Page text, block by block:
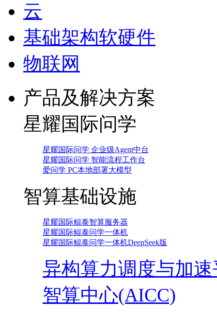
云
基础架构软硬件
物联网
产品及解决方案
星耀国际问学
星耀国际问学 企业级Agent中台
星耀国际问学 智能流程工作台
爱问学 PC本地部署大模型
智算基础设施
星耀国际鲲泰智算服务器
星耀国际鲲泰问学一体机
星耀国际鲲泰问学一体机DeepSeek版
异构算力调度与加
智算中心(AICC)